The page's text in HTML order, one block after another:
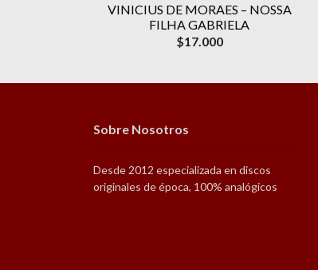
VINICIUS DE MORAES ‎– NOSSA
FILHA GABRIELA
$17.000
Sobre Nosotros
Desde 2012 especializada en discos
originales de época, 100% analógicos